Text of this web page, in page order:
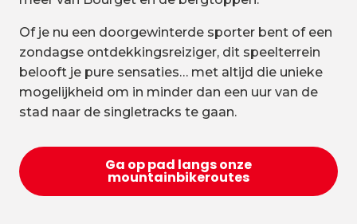
Of je nu een doorgewinterde sporter bent of een
zondagse ontdekkingsreiziger, dit speelterrein
belooft je pure sensaties… met altijd die unieke
mogelijkheid om in minder dan een uur van de
stad naar de singletracks te gaan.
Ga op pad langs onze
mountainbikeroutes